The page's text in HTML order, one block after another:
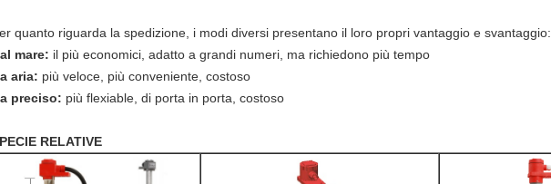
quanto riguarda la spedizione, i modi diversi presentano il loro propri vantaggio e svantaggio:
mare: il più economici, adatto a grandi numeri, ma richiedono più tempo
aria: più veloce, più conveniente, costoso
preciso: più flexiable, di porta in porta, costoso
RELATIVE